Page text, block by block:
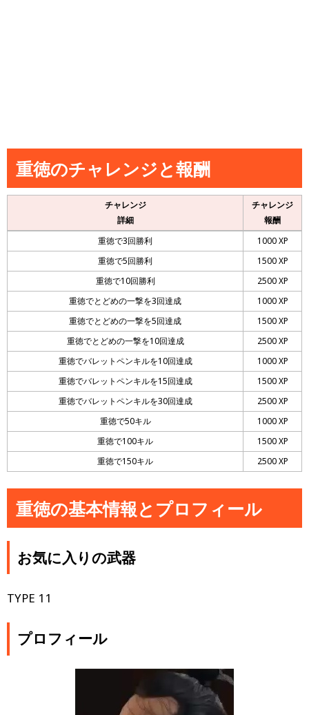
重徳のチャレンジと報酬
チャレンジ
詳細
チャレンジ
報酬
重徳で3回勝利
1000 XP
重徳で5回勝利
1500 XP
重徳で10回勝利
2500 XP
重徳でとどめの一撃を3回達成
1000 XP
重徳でとどめの一撃を5回達成
1500 XP
重徳でとどめの一撃を10回達成
2500 XP
重徳でバレットペンキルを10回達成
1000 XP
重徳でバレットペンキルを15回達成
1500 XP
重徳でバレットペンキルを30回達成
2500 XP
重徳で50キル
1000 XP
重徳で100キル
1500 XP
重徳で150キル
2500 XP
重徳の基本情報とプロフィール
お気に入りの武器
TYPE 11
プロフィール